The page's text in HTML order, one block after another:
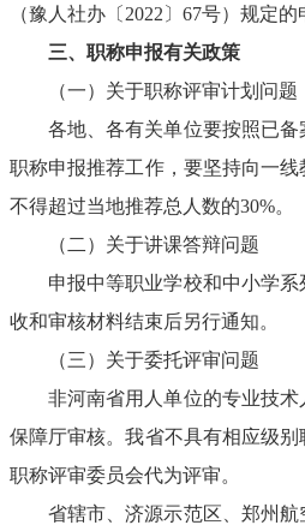
（豫人社办〔2022〕67号）规定的
三、职称申报有关政策
（一）关于职称评审计划问题
各地、各有关单位要按照已
职称申报推荐工作，要坚持向一
不得超过当地推荐总人数的30%。
（二）关于讲课答辩问题
申报中等职业学校和中小学
收和审核材料结束后另行通知。
（三）关于委托评审问题
非河南省用人单位的专业技
保障厅审核。我省不具有相应级
职称评审委员会代为评审。
省辖市、济源示范区、郑州